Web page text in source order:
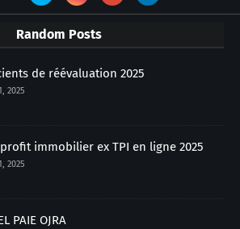
Random Posts
de réévaluation 2025
2025
immobilier ex TPI en ligne 2025
2025
PAIE OJRA